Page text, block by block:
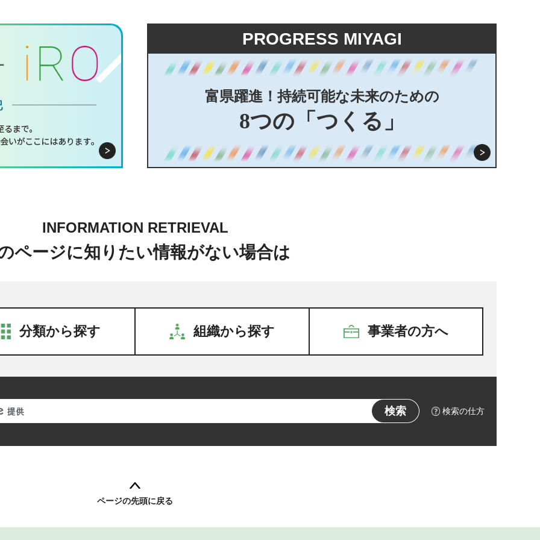
PROGRESS MIYAGI
富県躍進！持続可能な未来のための
8つの「つくる」
INFORMATION RETRIEVAL
ページに知りたい情報がない場合は
分類から探す 組織から探す 事業者の方へ
検索の仕方
ページの先頭に戻る